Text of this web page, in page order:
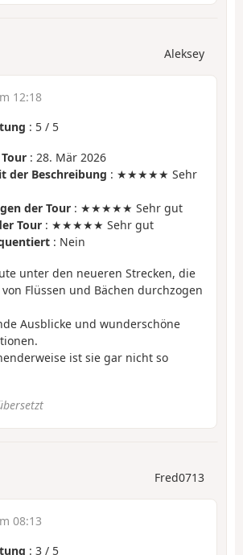
Aleksey
12:18
: 5 / 5
: 28. Mär 2026
der Beschreibung : ★★★★★ Sehr
der Tour : ★★★★★ Sehr gut
Tour : ★★★★★ Sehr gut
: Nein
unter den neueren Strecken, die
Flüssen und Bächen durchzogen
Ausblicke und wunderschöne
ist sie gar nicht so
Fred0713
08:13
: 3 / 5